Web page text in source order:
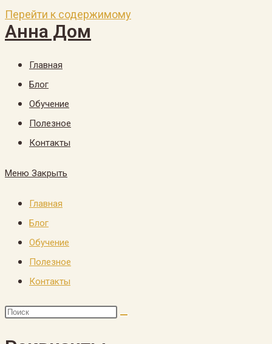
Перейти к содержимому
Анна Дом
Главная
Блог
Обучение
Полезное
Контакты
Меню Закрыть
Главная
Блог
Обучение
Полезное
Контакты